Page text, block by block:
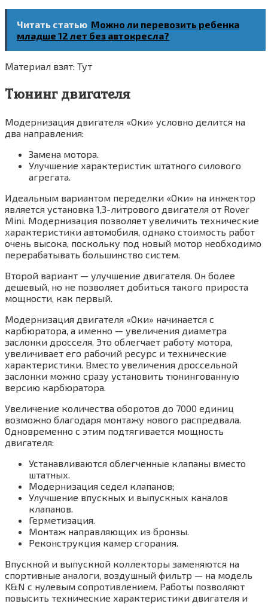
Читать статью Можно ли перевозить ребенка
младше 12 лет без автокресла?
Материал взят: Тут
Тюнинг двигателя
Модернизация двигателя «Оки» условно делится на
два направления:
Замена мотора.
Улучшение характеристик штатного силового
агрегата.
Идеальным вариантом переделки «Оки» на инжектор
является установка 1,3-литрового двигателя от Rover
Mini. Модернизация позволяет увеличить технические
характеристики автомобиля, однако стоимость работ
очень высока, поскольку под новый мотор необходимо
перерабатывать большинство систем.
Второй вариант — улучшение двигателя. Он более
дешевый, но не позволяет добиться такого прироста
мощности, как первый.
Модернизация двигателя «Оки» начинается с
карбюратора, а именно — увеличения диаметра
заслонки дросселя. Это облегчает работу мотора,
увеличивает его рабочий ресурс и технические
характеристики. Вместо увеличения дроссельной
заслонки можно сразу установить тюнингованную
версию карбюратора.
Увеличение количества оборотов до 7000 единиц
возможно благодаря монтажу нового распредвала.
Одновременно с этим подтягивается мощность
двигателя:
Устанавливаются облегченные клапаны вместо
штатных.
Модернизация седел клапанов;
Улучшение впускных и выпускных каналов
клапанов.
Герметизация.
Монтаж направляющих из бронзы.
Реконструкция камер сгорания.
Впускной и выпускной коллекторы заменяются на
спортивные аналоги, воздушный фильтр — на модель
K&N с нулевым сопротивлением. Работы позволяют
повысить технические характеристики двигателя и